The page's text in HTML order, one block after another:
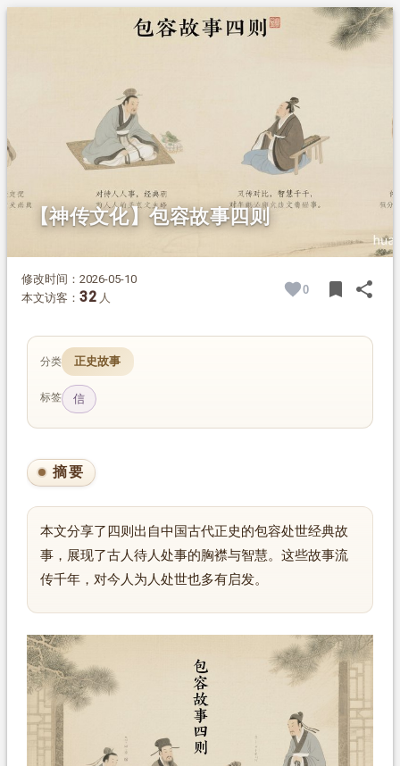
不痴不聋，不做家翁
短长皆是实事
【神传文化】包容故事四则
修改时间：2026-05-10
本文访客： 32 人
0 bookmark share
分类 正史故事
标签 信
摘要
本文分享了四则出自中国古代正史的包容处世经典故
事，展现了古人待人处事的胸襟与智慧。这些故事流
传千年，对今人为人处世也多有启发。